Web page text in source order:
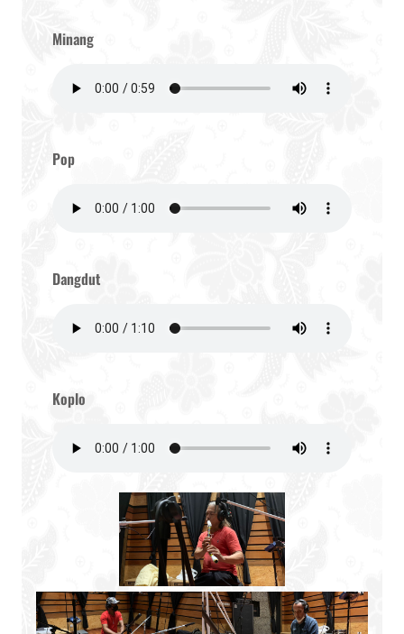
Minang
Pop
Dangdut
Koplo